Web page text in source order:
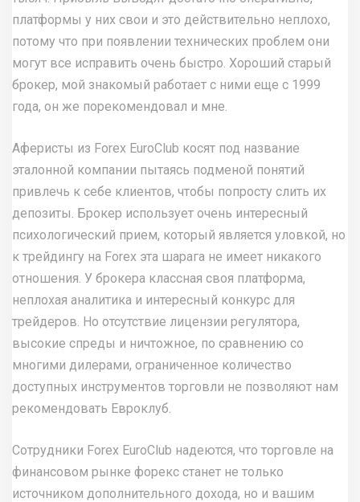
платформы у них свои и это действительно неплохо,
потому что при появлении технических проблем они
могут все исправить очень быстро. Хороший старый
брокер, мой знакомый работает с ними еще с 1999
года, он же порекомендовал и мне.
Аферисты из Forex EuroClub косят под название
эталонной компании пытаясь подменой понятий
привлечь к себе клиентов, чтобы попросту слить их
депозиты. Брокер использует очень интересный
психологический прием, который является уловкой, но
к трейдингу на Forex эта шарага не имеет никакого
отношения. У брокера классная своя платформа,
неплохая аналитика и интересный конкурс для
трейдеров. Но отсутствие лицензии регулятора,
высокие спреды и ничтожное, по сравнению со
многими дилерами, ограниченное количество
доступных инструментов торговли не позволяют нам
рекомендовать Евроклуб.
Сотрудники Forex EuroClub надеются, что торговле на
финансовом рынке форекс станет не только
источником дополнительного дохода, но и вашим